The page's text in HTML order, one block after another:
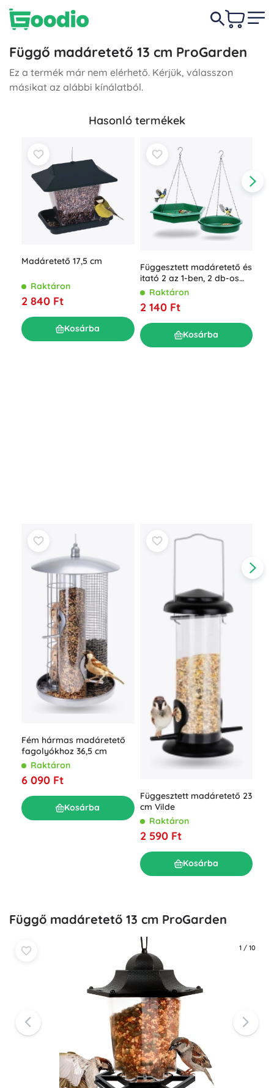
Függő madáretető 13 cm ProGarden
Ez a termék már nem elérhető. Kérjük, válasszon
másikat az alábbi kínálatból.
Hasonló termékek
Madáretető 17,5 cm
Raktáron
2 840 Ft
Kosárba
Függesztett madáretető és
itató 2 az 1-ben, 2 db-os
készlet ProGarden
Raktáron
2 140 Ft
Kosárba
Fém hármas madáretető
fagolyókhoz 36,5 cm
Raktáron
6 090 Ft
Kosárba
Függesztett madáretető 23
cm Vilde
Raktáron
2 590 Ft
Kosárba
Függő madáretető 13 cm ProGarden
1 / 10